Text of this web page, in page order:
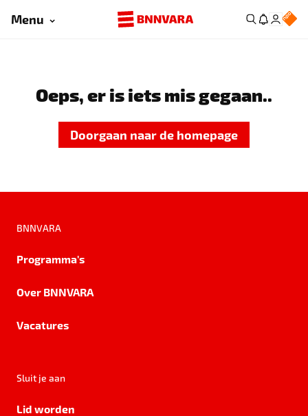
Menu
Oeps, er is iets mis gegaan..
Doorgaan naar de homepage
BNNVARA
Programma's
Over BNNVARA
Vacatures
Sluit je aan
Lid worden